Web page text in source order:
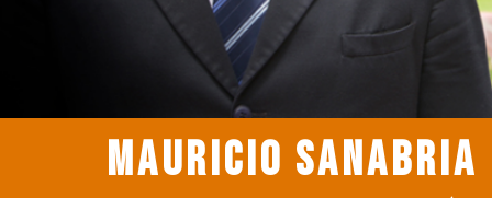
MAURICIO SANABRIA